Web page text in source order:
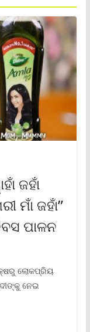
ଜହାଁ
ମାଁ ଜହାଁ”
ପାଳନ
ଲୋକପ୍ରିୟ
ନେଇ